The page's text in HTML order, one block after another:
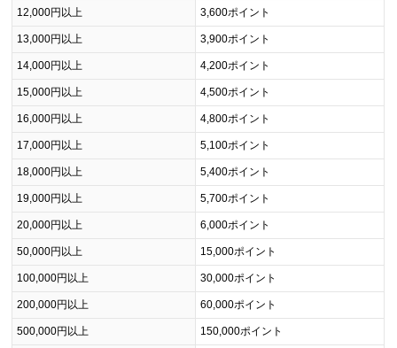
12,000円以上 3,600ポイント
13,000円以上 3,900ポイント
14,000円以上 4,200ポイント
15,000円以上 4,500ポイント
16,000円以上 4,800ポイント
17,000円以上 5,100ポイント
18,000円以上 5,400ポイント
19,000円以上 5,700ポイント
20,000円以上 6,000ポイント
50,000円以上 15,000ポイント
100,000円以上 30,000ポイント
200,000円以上 60,000ポイント
500,000円以上 150,000ポイント